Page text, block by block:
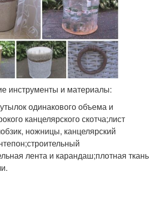
инструменты и материалы:
одинакового объема и
канцелярского скотча;лист
ножницы, канцелярский
лента и карандаш;плотная ткань